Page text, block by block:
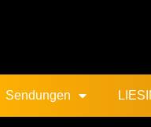
Sendungen